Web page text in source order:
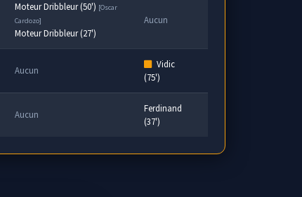
Moteur Dribbleur (50') [Oscar
Cardozo]
Moteur Dribbleur (27')
Aucun
Aucun
Vidic
(75')
Aucun
Ferdinand
(37')